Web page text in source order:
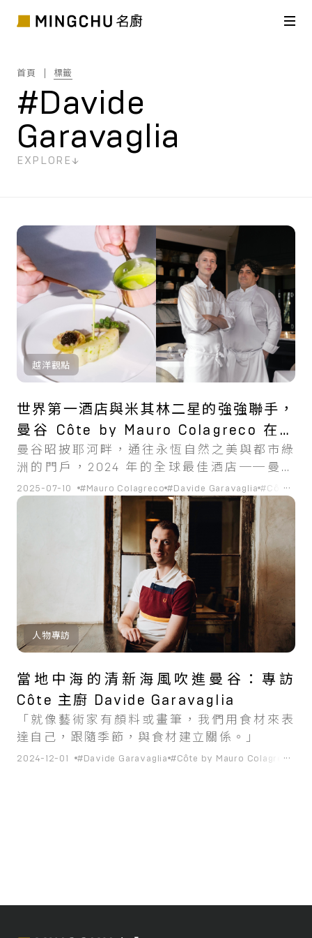
首頁 標籤
#Davide
Garavaglia
EXPLORE
筆搜尋結果
越洋觀點
世界第一酒店與米其林二星的強強聯手，
曼谷 Côte by Mauro Colagreco 在東
南亞開展地中海風貌
曼谷昭披耶河畔，通往永恆自然之美與都市綠
洲的門戶，2024 年的全球最佳酒店──曼谷
嘉佩樂，坐擁壯麗河景。而剛剛晉升米其林二
星的 Côte by Mauro Colagreco 亦坐落於
2025-07-10 #Mauro Colagreco #Davide Garavaglia #Côte by
...
人物專訪
當地中海的清新海風吹進曼谷：專訪
Côte 主廚 Davide Garavaglia
「就像藝術家有顏料或畫筆，我們用食材來表
達自己，跟隨季節，與食材建立關係。」
2024-12-01 #Davide Garavaglia #Côte by Mauro Colagreco
...